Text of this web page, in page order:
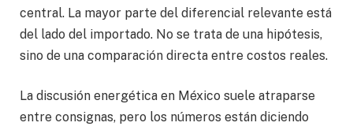
central. La mayor parte del diferencial relevante está
del lado del importado. No se trata de una hipótesis,
sino de una comparación directa entre costos reales.
La discusión energética en México suele atraparse
entre consignas, pero los números están diciendo